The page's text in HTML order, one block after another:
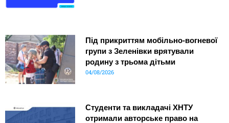
Під прикриттям мобільно-вогневої
групи з Зеленівки врятували
родину з трьома дітьми
04/08/2026
Студенти та викладачі ХНТУ
отримали авторське право на